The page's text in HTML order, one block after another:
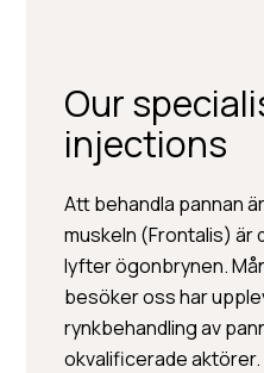
Our
injections
Att behandla pannan
muskeln (Frontalis) är
lyfter ögonbrynen.
besöker oss har
rynkbehandling av
okvalificerade aktörer.